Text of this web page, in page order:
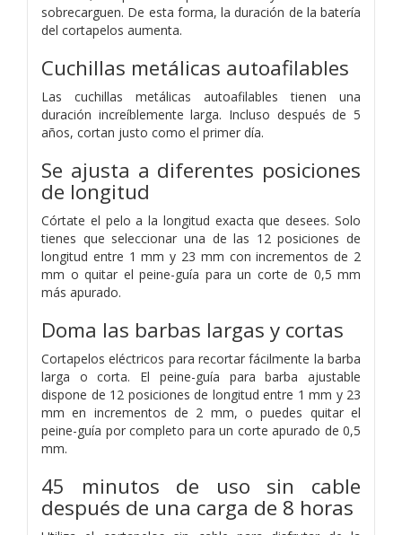
sobrecarguen. De esta forma, la duración de la batería
del cortapelos aumenta.
Cuchillas metálicas autoafilables
Las cuchillas metálicas autoafilables tienen una
duración increíblemente larga. Incluso después de 5
años, cortan justo como el primer día.
Se ajusta a diferentes posiciones
de longitud
Córtate el pelo a la longitud exacta que desees. Solo
tienes que seleccionar una de las 12 posiciones de
longitud entre 1 mm y 23 mm con incrementos de 2
mm o quitar el peine-guía para un corte de 0,5 mm
más apurado.
Doma las barbas largas y cortas
Cortapelos eléctricos para recortar fácilmente la barba
larga o corta. El peine-guía para barba ajustable
dispone de 12 posiciones de longitud entre 1 mm y 23
mm en incrementos de 2 mm, o puedes quitar el
peine-guía por completo para un corte apurado de 0,5
mm.
45 minutos de uso sin cable
después de una carga de 8 horas